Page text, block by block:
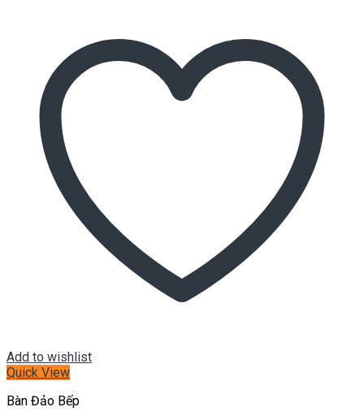
Add to wishlist
Quick View
Bàn Đảo Bếp